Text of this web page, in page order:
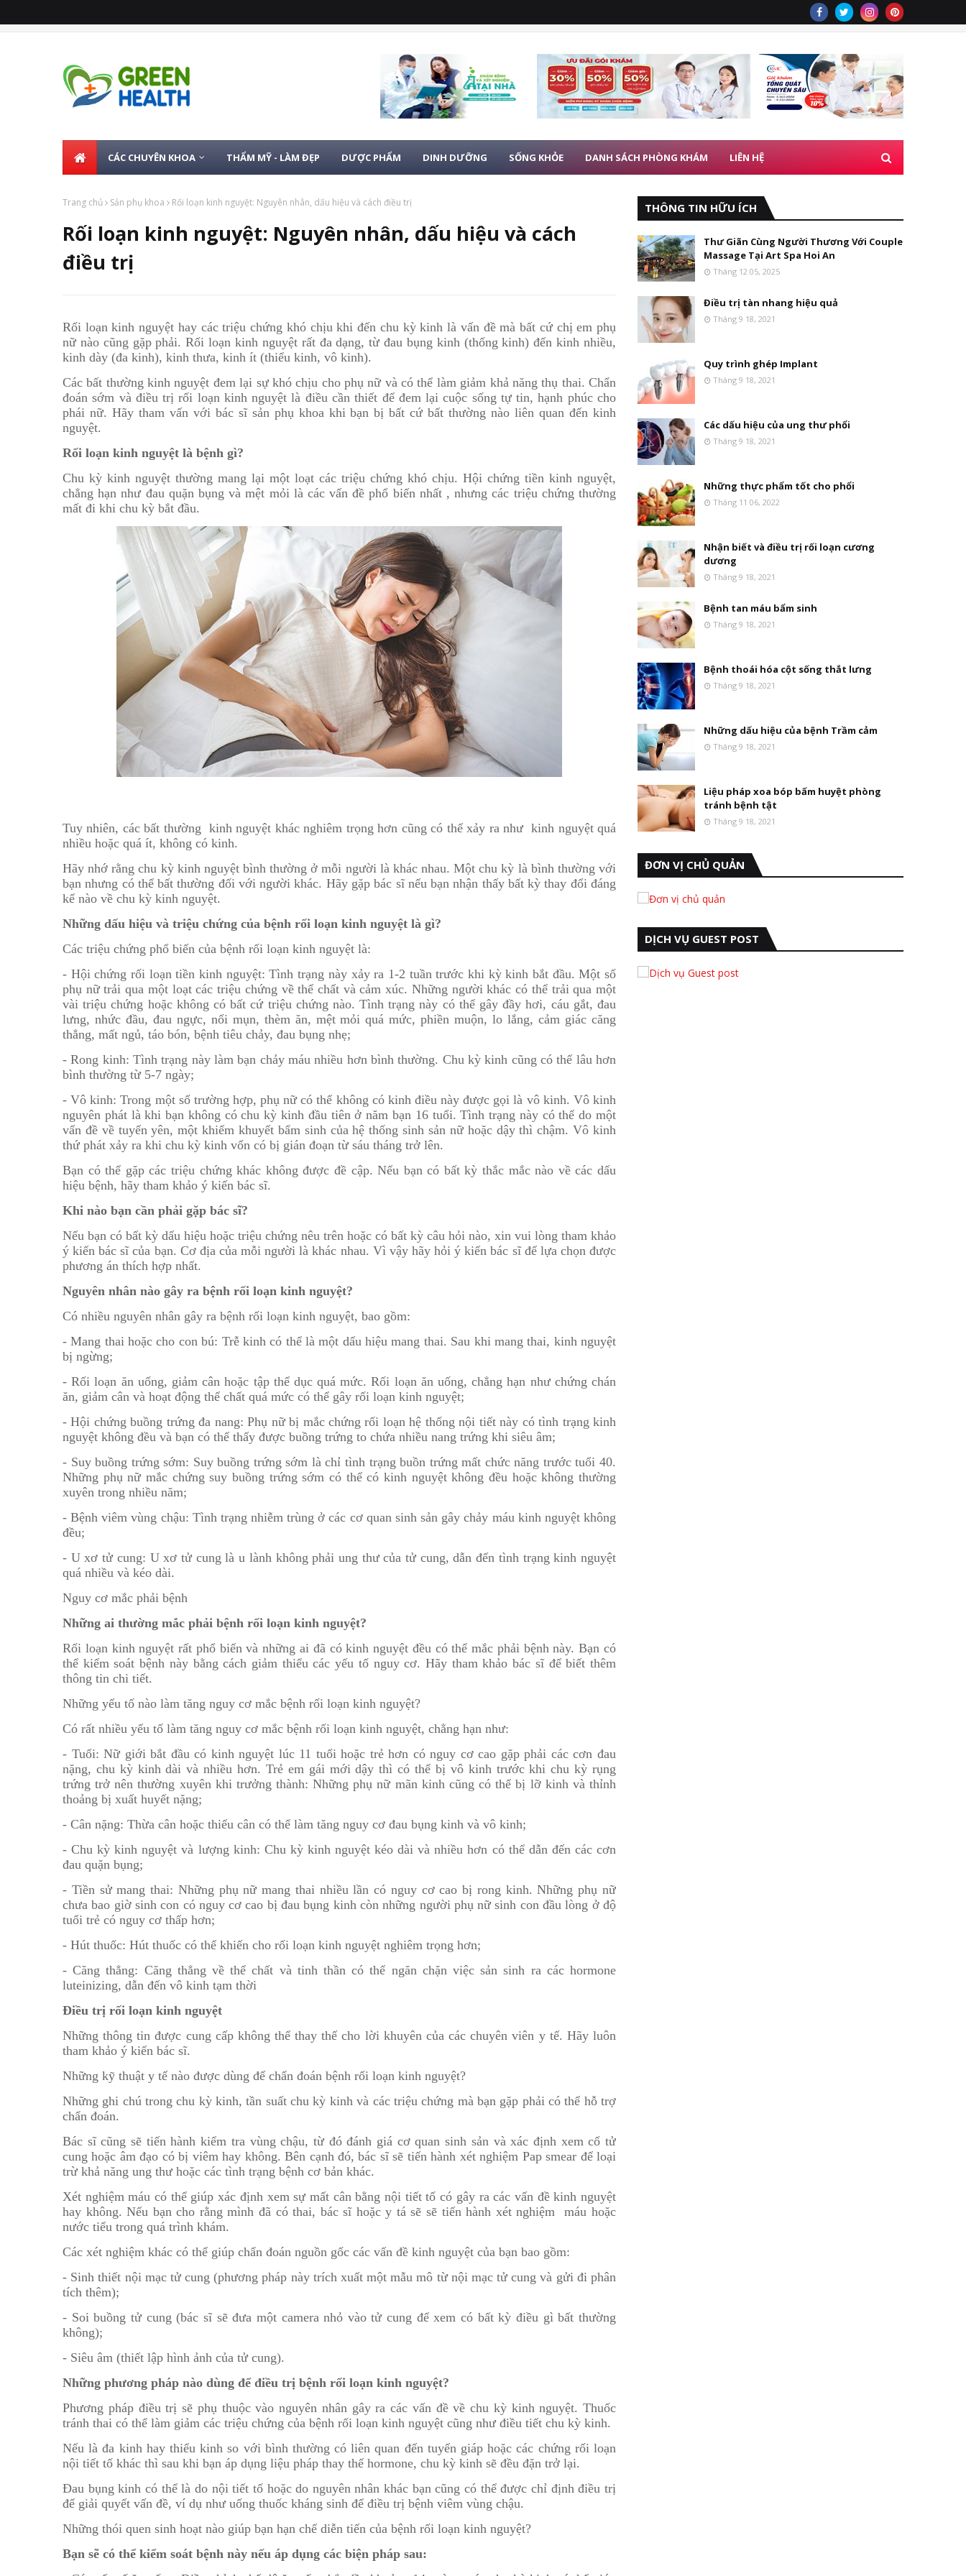
CÁC CHUYÊN KHOA THẨM MỸ - LÀM ĐẸP DƯỢC PHẨM DINH DƯỠNG SỐNG KHỎE DANH SÁCH PHÒNG KHÁM LIÊN HỆ
Trang chủ Sản phụ khoa Rối loạn kinh nguyệt: Nguyên nhân, dấu hiệu và cách điều trị
Rối loạn kinh nguyệt: Nguyên nhân, dấu hiệu và cách
điều trị
Rối loạn kinh nguyệt hay các triệu chứng khó chịu khi đến chu kỳ kinh là vấn đề mà bất cứ chị em phụ
nữ nào cũng gặp phải. Rối loạn kinh nguyệt rất đa dạng, từ đau bụng kinh (thống kinh) đến kinh nhiều,
kinh dày (đa kinh), kinh thưa, kinh ít (thiểu kinh, vô kinh).
Các bất thường kinh nguyệt đem lại sự khó chịu cho phụ nữ và có thể làm giảm khả năng thụ thai. Chẩn
đoán sớm và điều trị rối loạn kinh nguyệt là điều cần thiết để đem lại cuộc sống tự tin, hạnh phúc cho
phái nữ. Hãy tham vấn với bác sĩ sản phụ khoa khi bạn bị bất cứ bất thường nào liên quan đến kinh
nguyệt.
Rối loạn kinh nguyệt là bệnh gì?
Chu kỳ kinh nguyệt thường mang lại một loạt các triệu chứng khó chịu. Hội chứng tiền kinh nguyệt,
chẳng hạn như đau quặn bụng và mệt mỏi là các vấn đề phổ biến nhất , nhưng các triệu chứng thường
mất đi khi chu kỳ bắt đầu.
Tuy nhiên, các bất thường kinh nguyệt khác nghiêm trọng hơn cũng có thể xảy ra như kinh nguyệt quá
nhiều hoặc quá ít, không có kinh.
Hãy nhớ rằng chu kỳ kinh nguyệt bình thường ở mỗi người là khác nhau. Một chu kỳ là bình thường với
bạn nhưng có thể bất thường đối với người khác. Hãy gặp bác sĩ nếu bạn nhận thấy bất kỳ thay đổi đáng
kể nào về chu kỳ kinh nguyệt.
Những dấu hiệu và triệu chứng của bệnh rối loạn kinh nguyệt là gì?
Các triệu chứng phổ biến của bệnh rối loạn kinh nguyệt là:
- Hội chứng rối loạn tiền kinh nguyệt: Tình trạng này xảy ra 1-2 tuần trước khi kỳ kinh bắt đầu. Một số
phụ nữ trải qua một loạt các triệu chứng về thể chất và cảm xúc. Những người khác có thể trải qua một
vài triệu chứng hoặc không có bất cứ triệu chứng nào. Tình trạng này có thể gây đầy hơi, cáu gắt, đau
lưng, nhức đầu, đau ngực, nổi mụn, thèm ăn, mệt mỏi quá mức, phiền muộn, lo lắng, cảm giác căng
thẳng, mất ngủ, táo bón, bệnh tiêu chảy, đau bụng nhẹ;
- Rong kinh: Tình trạng này làm bạn chảy máu nhiều hơn bình thường. Chu kỳ kinh cũng có thể lâu hơn
bình thường từ 5-7 ngày;
- Vô kinh: Trong một số trường hợp, phụ nữ có thể không có kinh điều này được gọi là vô kinh. Vô kinh
nguyên phát là khi bạn không có chu kỳ kinh đầu tiên ở năm bạn 16 tuổi. Tình trạng này có thể do một
vấn đề về tuyến yên, một khiếm khuyết bẩm sinh của hệ thống sinh sản nữ hoặc dậy thì chậm. Vô kinh
thứ phát xảy ra khi chu kỳ kinh vốn có bị gián đoạn từ sáu tháng trở lên.
Bạn có thể gặp các triệu chứng khác không được đề cập. Nếu bạn có bất kỳ thắc mắc nào về các dấu
hiệu bệnh, hãy tham khảo ý kiến bác sĩ.
Khi nào bạn cần phải gặp bác sĩ?
Nếu bạn có bất kỳ dấu hiệu hoặc triệu chứng nêu trên hoặc có bất kỳ câu hỏi nào, xin vui lòng tham khảo
ý kiến bác sĩ của bạn. Cơ địa của mỗi người là khác nhau. Vì vậy hãy hỏi ý kiến bác sĩ để lựa chọn được
phương án thích hợp nhất.
Nguyên nhân nào gây ra bệnh rối loạn kinh nguyệt?
Có nhiều nguyên nhân gây ra bệnh rối loạn kinh nguyệt, bao gồm:
- Mang thai hoặc cho con bú: Trễ kinh có thể là một dấu hiệu mang thai. Sau khi mang thai, kinh nguyệt
bị ngừng;
- Rối loạn ăn uống, giảm cân hoặc tập thể dục quá mức. Rối loạn ăn uống, chẳng hạn như chứng chán
ăn, giảm cân và hoạt động thể chất quá mức có thể gây rối loạn kinh nguyệt;
- Hội chứng buồng trứng đa nang: Phụ nữ bị mắc chứng rối loạn hệ thống nội tiết này có tình trạng kinh
nguyệt không đều và bạn có thể thấy được buồng trứng to chứa nhiều nang trứng khi siêu âm;
- Suy buồng trứng sớm: Suy buồng trứng sớm là chỉ tình trạng buồn trứng mất chức năng trước tuổi 40.
Những phụ nữ mắc chứng suy buồng trứng sớm có thể có kinh nguyệt không đều hoặc không thường
xuyên trong nhiều năm;
- Bệnh viêm vùng chậu: Tình trạng nhiễm trùng ở các cơ quan sinh sản gây chảy máu kinh nguyệt không
đều;
- U xơ tử cung: U xơ tử cung là u lành không phải ung thư của tử cung, dẫn đến tình trạng kinh nguyệt
quá nhiều và kéo dài.
Nguy cơ mắc phải bệnh
Những ai thường mắc phải bệnh rối loạn kinh nguyệt?
Rối loạn kinh nguyệt rất phổ biến và những ai đã có kinh nguyệt đều có thể mắc phải bệnh này. Bạn có
thể kiểm soát bệnh này bằng cách giảm thiểu các yếu tố nguy cơ. Hãy tham khảo bác sĩ để biết thêm
thông tin chi tiết.
Những yếu tố nào làm tăng nguy cơ mắc bệnh rối loạn kinh nguyệt?
Có rất nhiều yếu tố làm tăng nguy cơ mắc bệnh rối loạn kinh nguyệt, chẳng hạn như:
- Tuổi: Nữ giới bắt đầu có kinh nguyệt lúc 11 tuổi hoặc trẻ hơn có nguy cơ cao gặp phải các cơn đau
nặng, chu kỳ kinh dài và nhiều hơn. Trẻ em gái mới dậy thì có thể bị vô kinh trước khi chu kỳ rụng
trứng trở nên thường xuyên khi trưởng thành: Những phụ nữ mãn kinh cũng có thể bị lỡ kinh và thỉnh
thoảng bị xuất huyết nặng;
- Cân nặng: Thừa cân hoặc thiếu cân có thể làm tăng nguy cơ đau bụng kinh và vô kinh;
- Chu kỳ kinh nguyệt và lượng kinh: Chu kỳ kinh nguyệt kéo dài và nhiều hơn có thể dẫn đến các cơn
đau quặn bụng;
- Tiền sử mang thai: Những phụ nữ mang thai nhiều lần có nguy cơ cao bị rong kinh. Những phụ nữ
chưa bao giờ sinh con có nguy cơ cao bị đau bụng kinh còn những người phụ nữ sinh con đầu lòng ở độ
tuổi trẻ có nguy cơ thấp hơn;
- Hút thuốc: Hút thuốc có thể khiến cho rối loạn kinh nguyệt nghiêm trọng hơn;
- Căng thẳng: Căng thẳng về thể chất và tinh thần có thể ngăn chặn việc sản sinh ra các hormone
luteinizing, dẫn đến vô kinh tạm thời
Điều trị rối loạn kinh nguyệt
Những thông tin được cung cấp không thể thay thế cho lời khuyên của các chuyên viên y tế. Hãy luôn
tham khảo ý kiến bác sĩ.
Những kỹ thuật y tế nào được dùng để chẩn đoán bệnh rối loạn kinh nguyệt?
Những ghi chú trong chu kỳ kinh, tần suất chu kỳ kinh và các triệu chứng mà bạn gặp phải có thể hỗ trợ
chẩn đoán.
Bác sĩ cũng sẽ tiến hành kiểm tra vùng chậu, từ đó đánh giá cơ quan sinh sản và xác định xem cổ tử
cung hoặc âm đạo có bị viêm hay không. Bên cạnh đó, bác sĩ sẽ tiến hành xét nghiệm Pap smear để loại
trừ khả năng ung thư hoặc các tình trạng bệnh cơ bản khác.
Xét nghiệm máu có thể giúp xác định xem sự mất cân bằng nội tiết tố có gây ra các vấn đề kinh nguyệt
hay không. Nếu bạn cho rằng mình đã có thai, bác sĩ hoặc y tá sẽ sẽ tiến hành xét nghiệm máu hoặc
nước tiểu trong quá trình khám.
Các xét nghiệm khác có thể giúp chẩn đoán nguồn gốc các vấn đề kinh nguyệt của bạn bao gồm:
- Sinh thiết nội mạc tử cung (phương pháp này trích xuất một mẫu mô từ nội mạc tử cung và gửi đi phân
tích thêm);
- Soi buồng tử cung (bác sĩ sẽ đưa một camera nhỏ vào tử cung để xem có bất kỳ điều gì bất thường
không);
- Siêu âm (thiết lập hình ảnh của tử cung).
Những phương pháp nào dùng để điều trị bệnh rối loạn kinh nguyệt?
Phương pháp điều trị sẽ phụ thuộc vào nguyên nhân gây ra các vấn đề về chu kỳ kinh nguyệt. Thuốc
tránh thai có thể làm giảm các triệu chứng của bệnh rối loạn kinh nguyệt cũng như điều tiết chu kỳ kinh.
Nếu là đa kinh hay thiểu kinh so với bình thường có liên quan đến tuyến giáp hoặc các chứng rối loạn
nội tiết tố khác thì sau khi bạn áp dụng liệu pháp thay thế hormone, chu kỳ kinh sẽ đều đặn trở lại.
Đau bụng kinh có thể là do nội tiết tố hoặc do nguyên nhân khác bạn cũng có thể được chỉ định điều trị
để giải quyết vấn đề, ví dụ như uống thuốc kháng sinh để điều trị bệnh viêm vùng chậu.
Những thói quen sinh hoạt nào giúp bạn hạn chế diễn tiến của bệnh rối loạn kinh nguyệt?
Bạn sẽ có thể kiểm soát bệnh này nếu áp dụng các biện pháp sau:
THÔNG TIN HỮU ÍCH
Thư Giãn Cùng Người Thương Với Couple
Massage Tại Art Spa Hoi An
Tháng 12 05, 2025
Điều trị tàn nhang hiệu quả
Tháng 9 18, 2021
Quy trình ghép Implant
Tháng 9 18, 2021
Các dấu hiệu của ung thư phổi
Tháng 9 18, 2021
Những thực phẩm tốt cho phổi
Tháng 11 06, 2022
Nhận biết và điều trị rối loạn cương
dương
Tháng 9 18, 2021
Bệnh tan máu bẩm sinh
Tháng 9 18, 2021
Bệnh thoái hóa cột sống thắt lưng
Tháng 9 18, 2021
Những dấu hiệu của bệnh Trầm cảm
Tháng 9 18, 2021
Liệu pháp xoa bóp bấm huyệt phòng
tránh bệnh tật
Tháng 9 18, 2021
ĐƠN VỊ CHỦ QUẢN
DỊCH VỤ GUEST POST